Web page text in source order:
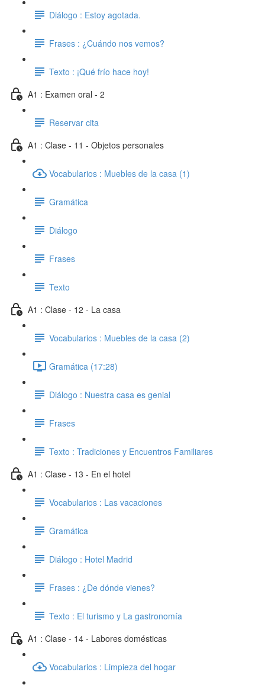
Diálogo : Estoy agotada.
Frases : ¿Cuándo nos vemos?
Texto : ¡Qué frío hace hoy!
A1 : Examen oral - 2
Reservar cita
A1 : Clase - 11 - Objetos personales
Vocabularios : Muebles de la casa (1)
Gramática
Diálogo
Frases
Texto
A1 : Clase - 12 - La casa
Vocabularios : Muebles de la casa (2)
Gramática (17:28)
Diálogo : Nuestra casa es genial
Frases
Texto : Tradiciones y Encuentros Familiares
A1 : Clase - 13 - En el hotel
Vocabularios : Las vacaciones
Gramática
Diálogo : Hotel Madrid
Frases : ¿De dónde vienes?
Texto : El turismo y La gastronomía
A1 : Clase - 14 - Labores domésticas
Vocabularios : Limpieza del hogar